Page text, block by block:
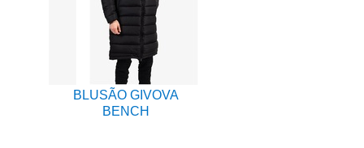
BLUSÃO GIVOVA
BENCH